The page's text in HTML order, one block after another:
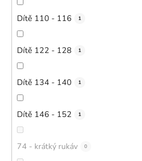
Dítě 110 - 116 1
Dítě 122 - 128 1
Dítě 134 - 140 1
Dítě 146 - 152 1
74 - krátký rukáv 0